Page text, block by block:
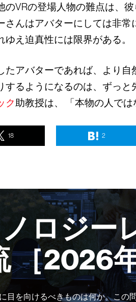
のVRの登場人物の難点は、
さんはアバターにしては非
え迫真性には限界がある。
たアバターであれば、より
するようになるのは、ずっ
ク助教授は、 「本物の人で
18 2
ロジー
［2026
目を向けるべきものは何か。こ